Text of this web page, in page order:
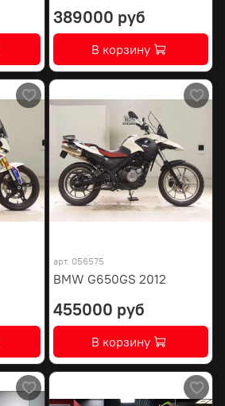
389000 руб
В корзину
арт. 056575
BMW G650GS 2012
455000 руб
В корзину